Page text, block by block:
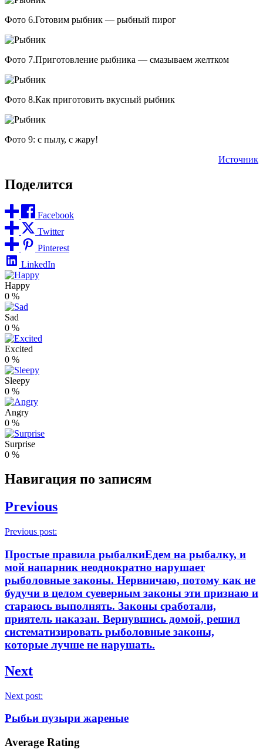
Фото 6.Готовим рыбник — рыбный пирог
Фото 7.Приготовление рыбника — смазываем желтком
Фото 8.Как приготовить вкусный рыбник
Фото 9: с пылу, с жару!
Источник
Поделится
Facebook
Twitter
Pinterest
LinkedIn
Happy
0 %
Sad
0 %
Excited
0 %
Sleepy
0 %
Angry
0 %
Surprise
0 %
Навигация по записям
Previous
Previous post:
Простые правила рыбалкиЕдем на рыбалку, и
мой напарник неоднократно нарушает
рыболовные законы. Нервничаю, потому как не
будучи в целом суеверным законы эти признаю и
стараюсь выполнять. Законы сработали,
приятель наказан. Вернувшись домой, решил
систематизировать рыболовные законы,
которые лучше не нарушать.
Next
Next post:
Рыбьи пузыри жареные
Average Rating